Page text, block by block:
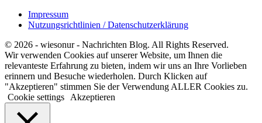
Impressum
Nutzungsrichtlinien / Datenschutzerklärung
© 2026 - wiesonur - Nachrichten Blog. All Rights Reserved.
Wir verwenden Cookies auf unserer Website, um Ihnen die
relevanteste Erfahrung zu bieten, indem wir uns an Ihre Vorlieben
erinnern und Besuche wiederholen. Durch Klicken auf
"Akzeptieren" stimmen Sie der Verwendung ALLER Cookies zu.
Cookie settings
Akzeptieren